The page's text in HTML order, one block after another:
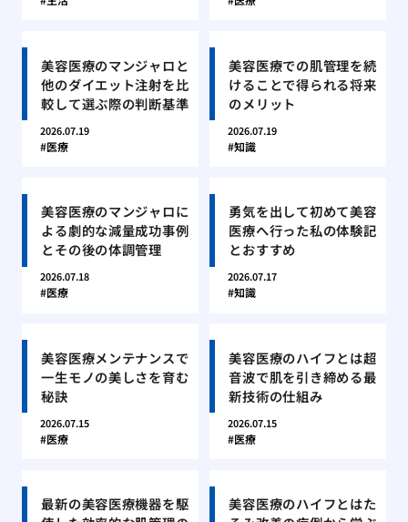
美容医療のマンジャロと
他のダイエット注射を比
較して選ぶ際の判断基準
2026.07.19
医療
美容医療での肌管理を続
けることで得られる将来
のメリット
2026.07.19
知識
美容医療のマンジャロに
よる劇的な減量成功事例
とその後の体調管理
2026.07.18
医療
勇気を出して初めて美容
医療へ行った私の体験記
とおすすめ
2026.07.17
知識
美容医療メンテナンスで
一生モノの美しさを育む
秘訣
2026.07.15
医療
美容医療のハイフとは超
音波で肌を引き締める最
新技術の仕組み
2026.07.15
医療
最新の美容医療機器を駆
美容医療のハイフとはた